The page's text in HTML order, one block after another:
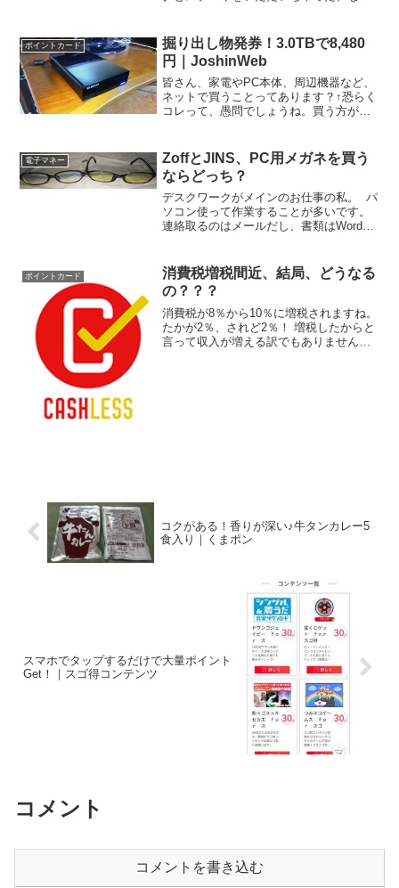
で美味しいディナー♪↑詳しくはこちらを
クリックしてください...
ポイントカード
掘り出し物発券！3.0TBで8,480
円｜JoshinWeb
皆さん、家電やPC本体、周辺機器など、
ネットで買うことってあります？↑恐らく
コレって、愚問でしょうね。買う方がこ
れてます？楽天？ Amazon？ 私のお気に
入りはJos...
電子マネー
ZoffとJINS、PC用メガネを買う
ならどっち？
デスクワークがメインのお仕事の私。 パ
ソコン使って作業することが多いです。
連絡取るのはメールだし、書類はWord、
ることなく、プロジェクタに投影した
り...
ポイントカード
消費税増税間近、結局、どうなる
の？？？
消費税が8％から10％に増税されますね。
たかが2％、されど2％！ 増税したからと
言って収入が増える訳でもありません
コクがある！香りが深い♪牛タンカレー5
食入り｜くまポン
スマホでタップするだけで大量ポイント
Get！｜スゴ得コンテンツ
コメント
コメントを書き込む